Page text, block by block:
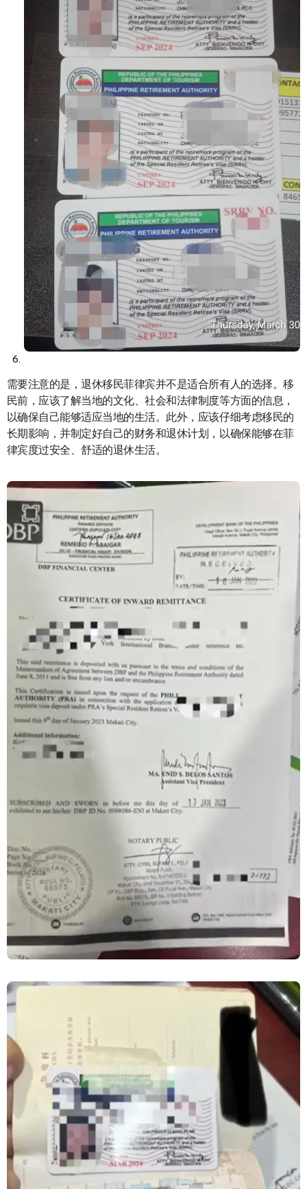
需要注意的是，退休移民菲律宾并不是适合所有人的选择。移
民前，应该了解当地的文化、社会和法律制度等方面的信息，
以确保自己能够适应当地的生活。此外，应该仔细考虑移民的
长期影响，并制定好自己的财务和退休计划，以确保能够在菲
律宾度过安全、舒适的退休生活。